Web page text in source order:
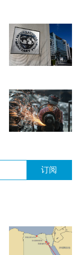
订阅